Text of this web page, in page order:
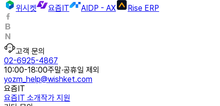
위시켓
요즘IT AIDP - AX Rise ERP
고객 문의
02-6925-4867
10:00-18:00주말·공휴일 제외
yozm_help@wishket.com
요즘IT
요즘IT 소개작가 지원